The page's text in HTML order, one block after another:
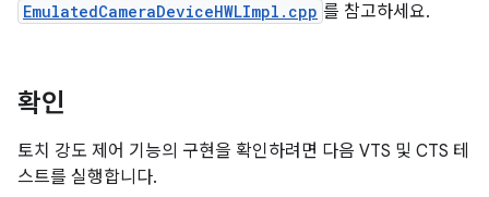
EmulatedCameraDeviceHWLImpl.cpp 를 참고하세요.
확인
토치 강도 제어 기능의 구현을 확인하려면 다음 VTS 및 CTS 테
스트를 실행합니다.